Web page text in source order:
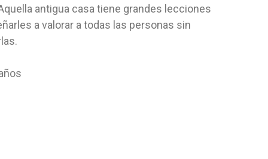
antigua casa tiene grandes lecciones
a valorar a todas las personas sin